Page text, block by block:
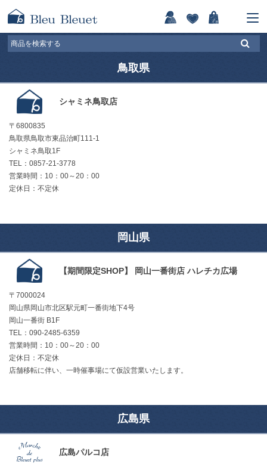
鳥取県
シャミネ鳥取店
〒6800835
鳥取県鳥取市東品治町111-1
シャミネ鳥取1F
TEL：0857-21-3778
営業時間：10：00～20：00
定休日：不定休
岡山県
【期間限定SHOP】 岡山一番街店 ハレチカ広場
〒7000024
岡山県岡山市北区駅元町一番街地下4号
岡山一番街 B1F
TEL：090-2485-6359
営業時間：10：00～20：00
定休日：不定休
店舗移転に伴い、一時催事場にて仮設営業いたします。
広島県
広島パルコ店